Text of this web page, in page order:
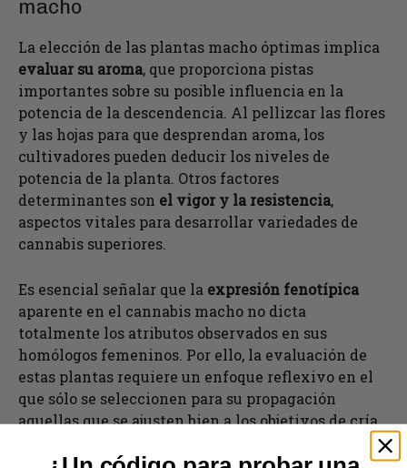
macho
La elección de las plantas macho óptimas implica
evaluar su aroma, que proporciona pistas
importantes sobre su posible influencia en la
potencia de la descendencia. Al pellizcar las flores
y las hojas para que desprendan aroma, los
cultivadores pueden deducir los niveles de
potencia de la planta. Otros factores
determinantes son el vigor y la resistencia,
aspectos vitales para desarrollar variedades de
cannabis superiores.
Es esencial señalar que la expresión fenotípica
aparente en el cannabis macho no dicta
totalmente los atributos observados en sus
homólogos femeninos. Por ello, la evaluación de
estas plantas requiere un enfoque reflexivo en el
que sólo se seleccionen para su propagación
aquellas que se ajusten bien a los objetivos de cría.